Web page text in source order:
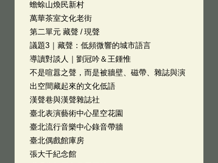
蟾蜍山煥民新村
萬華茶室文化老街
第二單元 藏聲 / 現聲
議題3｜藏聲：低頻微響的城市語言
導讀對談人｜劉冠吟＆王鍾惟
不是喧囂之聲，而是被牆壁、磁帶、雜誌與演
出空間藏起來的文化低語
漢聲巷與漢聲雜誌社
臺北表演藝術中心星空花園
臺北流行音樂中心錄音帶牆
臺北偶戲館庫房
張大千紀念館